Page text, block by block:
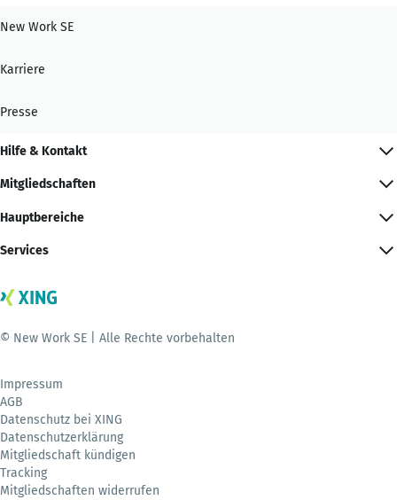
New Work SE
Karriere
Presse
Hilfe & Kontakt
Mitgliedschaften
Hauptbereiche
Services
© New Work SE | Alle Rechte vorbehalten
Impressum
AGB
Datenschutz bei XING
Datenschutzerklärung
Mitgliedschaft kündigen
Tracking
Mitgliedschaften widerrufen